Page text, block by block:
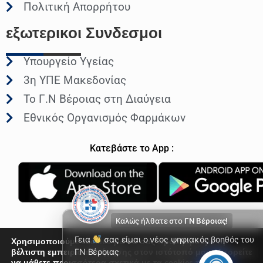
Πολιτική Απορρήτου
εξωτερικοι Συνδεσμοι
Υπουργείο Υγείας
3η ΥΠΕ Μακεδονίας
Το Γ.Ν Βέροιας στη Διαύγεια
Εθνικός Οργανισμός Φαρμάκων
Κατεβάστε το App :
Καλώς ήλθατε στο ΓΝ Βέροιας!
Γεια
σας είμαι ο νέος ψηφιακός βοηθός του
ΓΝ Βέροιας
Χρησιμοποιούμε cookies για να σας προσφέρουμε τη
βέλτιστη εμπειρία πλοήγησης στον ιστότοπό μας. Μπορείτε